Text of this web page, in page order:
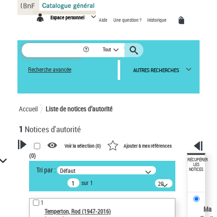
Espace personnel Aide Une question ? Historique
Tout
Recherche avancée AUTRES RECHERCHES
Accueil Liste de notices d’autorité
1 Notices d'autorité
VOTRE RECHERCHE
Recherche avancée dans les
notices d’autorité
Œuvres liées à l'auteur :
Temperton, Rod (1947-2016)
Voir la sélection (0) Ajouter à mes références
(0)
Tri par : Défaut
sur 1
20
résultats/page
1
Temperton, Rod (1947-2016)
RÉCUPÉRER
LES
NOTICES
Ma
Panneau de gestion des cookies